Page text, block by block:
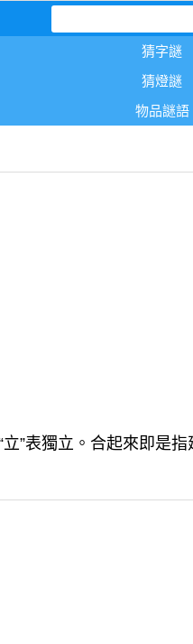
猜字謎
猜燈謎
物品謎語
”表獨立。合起來即是